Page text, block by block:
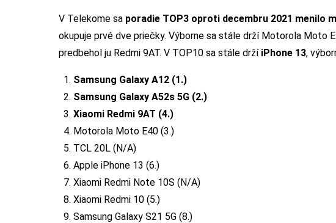
V Telekome sa poradie TOP3 oproti decembru 2021 menilo
okupuje prvé dve priečky. Výborne sa stále drží Motorola Moto
predbehol ju Redmi 9AT. V TOP10 sa stále drží iPhone 13,
Samsung Galaxy A12 (1.)
Samsung Galaxy A52s 5G (2.)
Xiaomi Redmi 9AT (4.)
Motorola Moto E40 (3.)
TCL 20L (N/A)
Apple iPhone 13 (6.)
Xiaomi Redmi Note 10S (N/A)
Xiaomi Redmi 10 (5.)
Samsung Galaxy S21 5G (8.)